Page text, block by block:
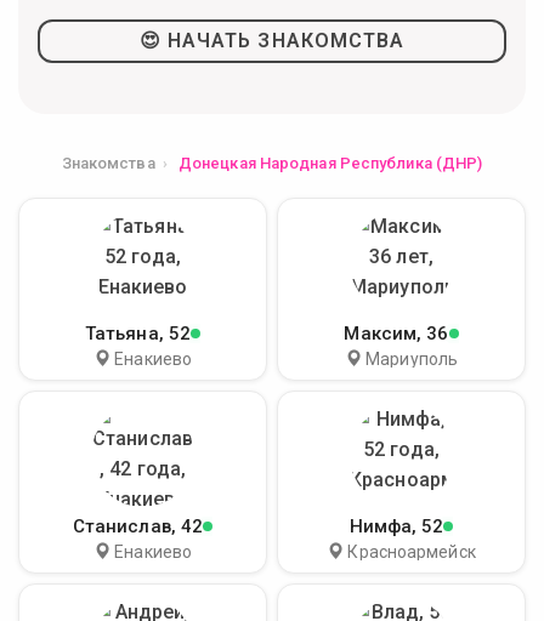
😍 НАЧАТЬ ЗНАКОМСТВА
Знакомства Донецкая Народная Республика (ДНР)
Татьяна, 52
Енакиево
Максим, 36
Мариуполь
Станислав, 42
Енакиево
Нимфа, 52
Красноармейск